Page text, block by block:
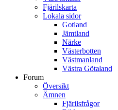
Fjärilskarta
Lokala sidor
Gotland
Jämtland
Närke
Västerbotten
Västmanland
Västra Götaland
Forum
Översikt
Ämnen
Fjärilsfrågor